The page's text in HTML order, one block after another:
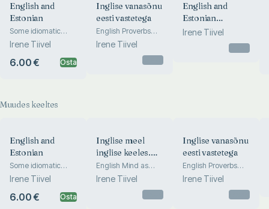
English and
Estonian
Some idiomatic
differences
Irene Tiivel
6.00 € Osta
Inglise vanasõnu
eesti vastetega
English Proverbs
Explained in
Estonian
Irene Tiivel
English and
Estonian
Prepositions and
Postpositional
Irene Tiivel
Muudes keeltes
English and
Estonian
Some idiomatic
differences
Irene Tiivel
6.00 € Osta
Inglise meel
inglise keeles.
Keelenäiteid
English Mind as
Revealed by the
Language
Irene Tiivel
Inglise vanasõnu
eesti vastetega
English Proverbs
Explained in
Estonian
Irene Tiivel